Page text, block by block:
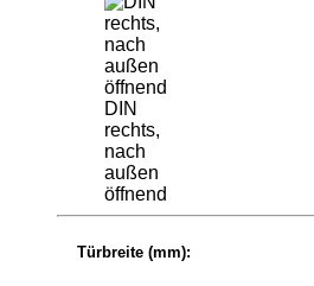
DIN
rechts,
nach
außen
öffnend
Türbreite (mm):